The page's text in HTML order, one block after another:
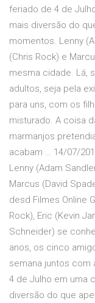
feriado de 4 de
mais diversão do
momentos. Lenny
(Chris Rock) e
mesma cidade. Lá,
adultos, seja pela
para uns, com os
misturado. A coisa
marmanjos
acabam … 14/07/
Lenny (Adam
Marcus (David
desd Filmes Online
Rock), Eric (Kevin
Schneider) se
anos, os cinco
semana juntos com
4 de Julho em uma
diversão do que